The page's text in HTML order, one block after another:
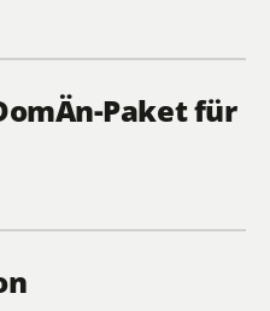
Paket für